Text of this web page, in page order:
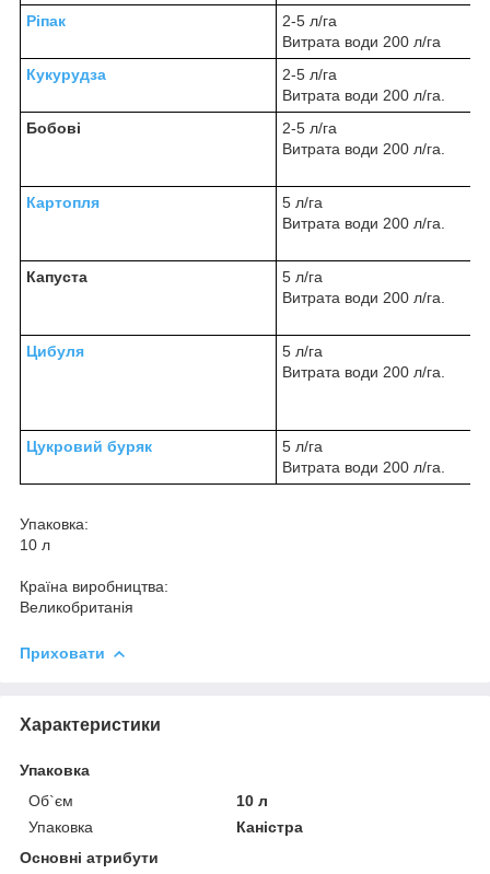
Ріпак
2-5 л/га
Витрата води 200 л/га
Кукурудза
2-5 л/га
Витрата води 200 л/га.
Бобові
2-5 л/га
Витрата води 200 л/га.
Картопля
5 л/га
Витрата води 200 л/га.
Капуста
5 л/га
Витрата води 200 л/га.
Цибуля
5 л/га
Витрата води 200 л/га.
Цукровий буряк
5 л/га
Витрата води 200 л/га.
Упаковка:
10 л
Країна виробництва:
Великобританiя
Приховати
Характеристики
Упаковка
Об`єм
10 л
Упаковка
Каністра
Основні атрибути